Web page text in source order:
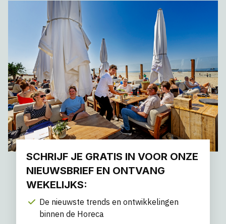
SCHRIJF JE GRATIS IN VOOR ONZE
NIEUWSBRIEF EN ONTVANG
WEKELIJKS:
De nieuwste trends en ontwikkelingen
binnen de Horeca